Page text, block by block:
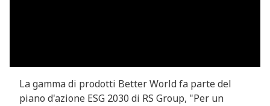
La gamma di prodotti Better World fa parte del
piano d'azione ESG 2030 di RS Group, "Per un